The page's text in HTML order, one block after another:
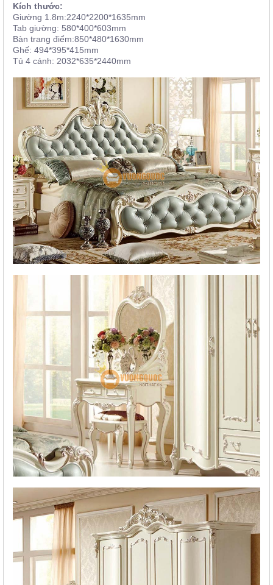
Kích thước:
Giường 1.8m:2240*2200*1635mm
Tab giường: 580*400*603mm
Bàn trang điểm:850*480*1630mm
Ghế: 494*395*415mm
Tủ 4 cánh: 2032*635*2440mm